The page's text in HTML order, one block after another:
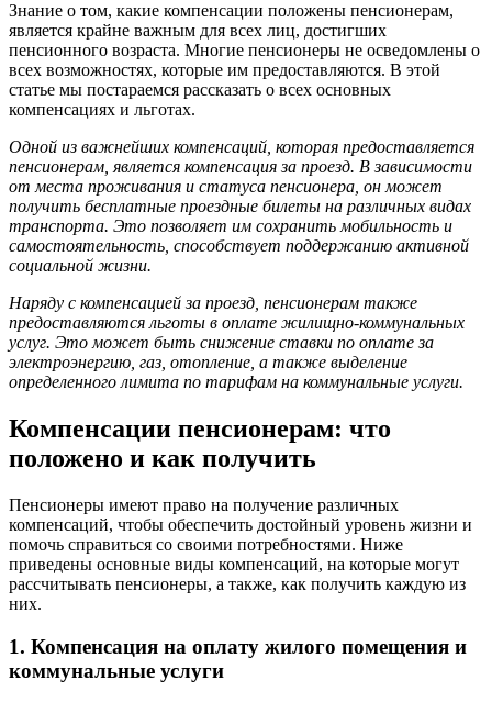
Знание о том, какие компенсации положены пенсионерам,
является крайне важным для всех лиц, достигших
пенсионного возраста. Многие пенсионеры не осведомлены о
всех возможностях, которые им предоставляются. В этой
статье мы постараемся рассказать о всех основных
компенсациях и льготах.
Одной из важнейших компенсаций, которая предоставляется
пенсионерам, является компенсация за проезд. В зависимости
от места проживания и статуса пенсионера, он может
получить бесплатные проездные билеты на различных видах
транспорта. Это позволяет им сохранить мобильность и
самостоятельность, способствует поддержанию активной
социальной жизни.
Наряду с компенсацией за проезд, пенсионерам также
предоставляются льготы в оплате жилищно-коммунальных
услуг. Это может быть снижение ставки по оплате за
электроэнергию, газ, отопление, а также выделение
определенного лимита по тарифам на коммунальные услуги.
Компенсации пенсионерам: что
положено и как получить
Пенсионеры имеют право на получение различных
компенсаций, чтобы обеспечить достойный уровень жизни и
помочь справиться со своими потребностями. Ниже
приведены основные виды компенсаций, на которые могут
рассчитывать пенсионеры, а также, как получить каждую из
них.
1. Компенсация на оплату жилого помещения и
коммунальные услуги